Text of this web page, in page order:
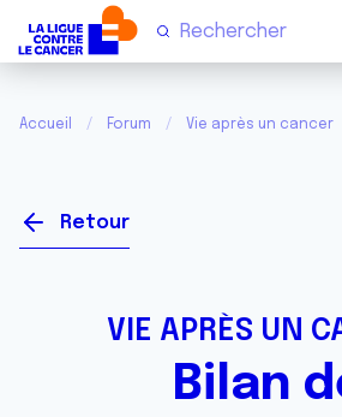
Accueil Forum Vie après un cancer
Retour
VIE APRÈS UN
Bilan